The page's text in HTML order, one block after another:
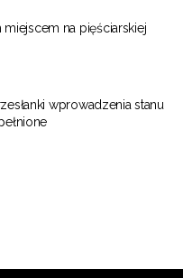
na pięściarskiej
wprowadzenia stanu